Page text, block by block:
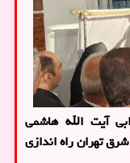
بیمارستان ۷۰ تختخوابی آیت الله هاشمی
تهران راه اندازی